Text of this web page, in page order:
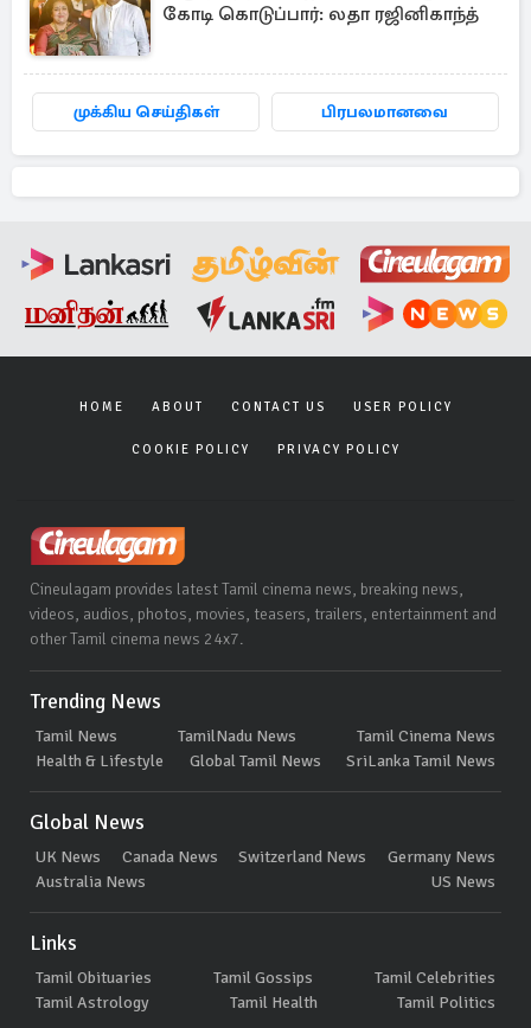
கோடி கொடுப்பார்: லதா ரஜினிகாந்த்
முக்கிய செய்திகள் பிரபலமானவை
HOME ABOUT CONTACT US USER POLICY
COOKIE POLICY PRIVACY POLICY
Cineulagam provides latest Tamil cinema news, breaking news,
videos, audios, photos, movies, teasers, trailers, entertainment and
other Tamil cinema news 24x7.
Trending News
Tamil News TamilNadu News
Tamil Cinema News
Health & Lifestyle
Global Tamil News SriLanka Tamil News
Global News
UK News Canada News Switzerland News
Germany News
Australia News
US News
Links
Tamil Obituaries Tamil Gossips
Tamil Celebrities
Tamil Astrology
Tamil Health Tamil Politics